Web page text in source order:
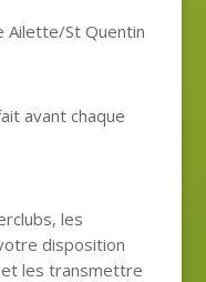
Ailette/St Quentin
avant chaque
les
disposition
les transmettre